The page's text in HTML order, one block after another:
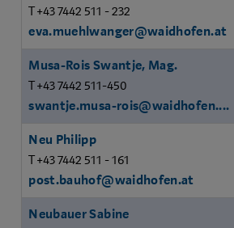
T +43 7442 511 - 232
eva.muehlwanger@waidhofen.at
Musa-Rois Swantje, Mag.
T +43 7442 511-450
swantje.musa-rois@waidhofen....
Neu Philipp
T +43 7442 511 - 161
post.bauhof@waidhofen.at
Neubauer Sabine